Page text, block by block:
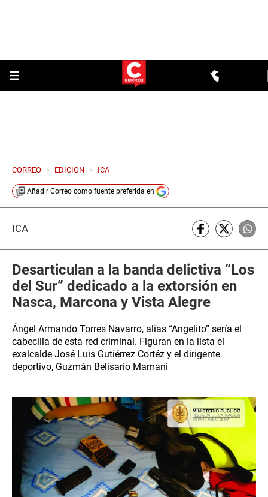
CORREO > EDICION > ICA
Añadir Correo como fuente preferida en
ICA
Desarticulan a la banda delictiva “Los
del Sur” dedicado a la extorsión en
Nasca, Marcona y Vista Alegre
Ángel Armando Torres Navarro, alias “Angelito” sería el
cabecilla de esta red criminal. Figuran en la lista el
exalcalde José Luis Gutiérrez Cortéz y el dirigente
deportivo, Guzmán Belisario Mamani